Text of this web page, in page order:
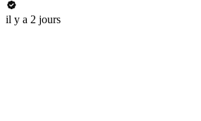
il y a 2 jours